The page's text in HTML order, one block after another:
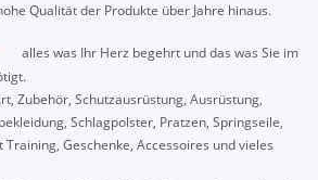
Qualität der Produkte über Jahre hinaus.
alles was Ihr Herz begehrt und das was Sie im
Zubehör, Schutzausrüstung, Ausrüstung,
Schlagpolster, Pratzen, Springseile,
Geschenke, Accessoires und vieles